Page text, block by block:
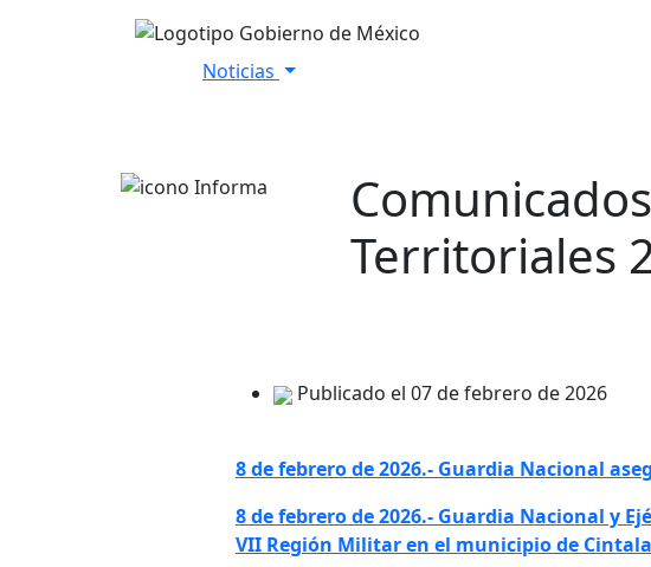
Noticias
Territoriales
Publicado el 07 de febrero de 2026
8 de febrero de 2026.- Guardia Nacional
8 de febrero de 2026.- Guardia Nacional y
VII Región Militar en el municipio de